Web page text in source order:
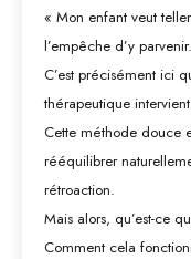
« Mon enfant veut
l’empêche d’y
C’est précisément ici
thérapeutique
Cette méthode douce
rééquilibrer
rétroaction.
Mais alors, qu’est-ce
Comment cela